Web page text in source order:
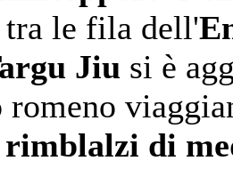
tra le fila dell'
Jiu si è
romeno
di